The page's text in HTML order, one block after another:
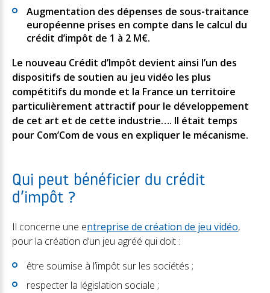
Augmentation des dépenses de sous-traitance
européenne prises en compte dans le calcul du
crédit d’impôt de 1 à 2 M€.
Le nouveau Crédit d’Impôt devient ainsi l’un des
dispositifs de soutien au jeu vidéo les plus
compétitifs du monde et la France un territoire
particulièrement attractif pour le développement
de cet art et de cette industrie…. Il était temps
pour Com’Com de vous en expliquer le mécanisme.
Qui peut bénéficier du crédit
d’impôt ?
Il concerne une entreprise de création de jeu vidéo,
pour la création d’un jeu agréé qui doit :
être soumise à l’impôt sur les sociétés ;
respecter la législation sociale ;